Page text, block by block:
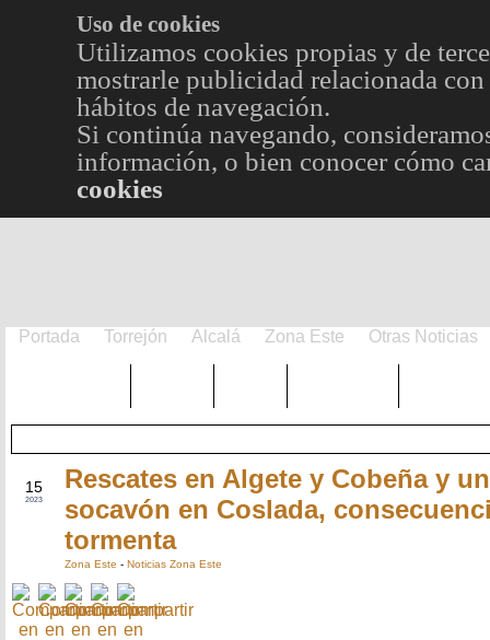
Uso de cookies
Utilizamos cookies propias y de
mostrarle publicidad relacionada
hábitos de navegación.
Si continúa navegando,
información, o bien conocer cómo
cookies
Portada Torrejón Alcalá Zona Este Otras Noticias
15
2023
Rescates en Algete y Cobeña y un
socavón en Coslada,
tormenta
Zona Este - Noticias Zona Este